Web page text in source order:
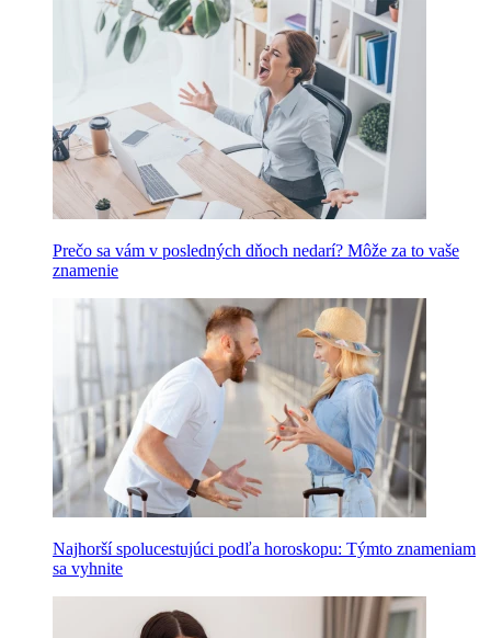
Prečo sa vám v posledných dňoch nedarí? Môže za to vaše
znamenie
Najhorší spolucestujúci podľa horoskopu: Týmto znameniam
sa vyhnite